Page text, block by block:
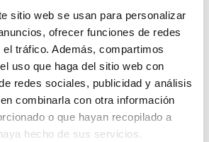
sitio web se usan para personalizar
ofrecer funciones de redes
tráfico. Además, compartimos
uso que haga del sitio web con
redes sociales, publicidad y análisis
combinarla con otra información
o que hayan recopilado a
hecho de sus servicios.
buscarà promoure la
rebot com a part essencial
de l'entrenament tant en
com en cadascuna de les